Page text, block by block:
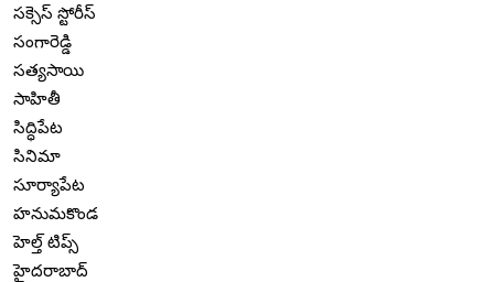
సక్సెస్ స్టోరీస్
సంగారెడ్డి
సత్యసాయి
సాహితీ
సిద్ధిపేట
సినిమా
సూర్యాపేట
హనుమకొండ
హెల్త్ టిప్స్
హైదరాబాద్